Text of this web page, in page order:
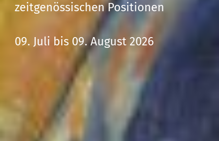
zeitgenössischen Positionen
09. Juli bis 09. August 2026